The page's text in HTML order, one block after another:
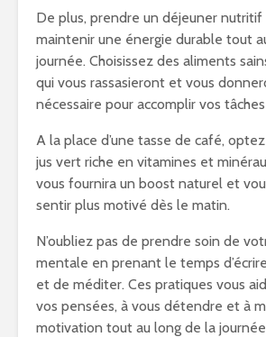
De plus, prendre un déjeuner nutritif
maintenir une énergie durable tout
journée. Choisissez des aliments
qui vous rassasieront et vous
nécessaire pour accomplir vos
A la place d’une tasse de café,
jus vert riche en vitamines et
vous fournira un boost naturel et
sentir plus motivé dès le matin.
N’oubliez pas de prendre soin de
mentale en prenant le temps
et de méditer. Ces pratiques vous
vos pensées, à vous détendre et à
motivation tout au long de la